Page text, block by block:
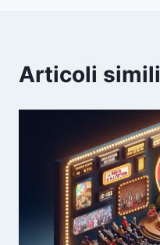
Articoli simili